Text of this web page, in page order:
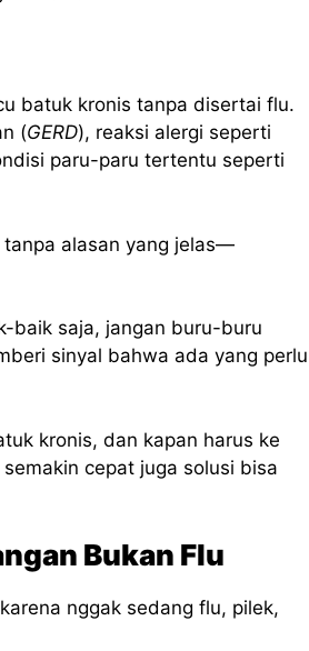
batuk kronis tanpa disertai flu.
(GERD), reaksi alergi seperti
paru-paru tertentu seperti
tanpa alasan yang jelas—
baik saja, jangan buru-buru
sinyal bahwa ada yang perlu
kronis, dan kapan harus ke
cepat juga solusi bisa
Bukan Flu
nggak sedang flu, pilek,